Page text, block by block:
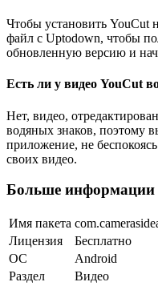
Чтобы установить YouCut
файл с Uptodown, чтобы
обновленную версию и
Есть ли у видео YouCut
Нет, видео,
водяных знаков, поэтому
приложение, не
своих видео.
Больше информации
Имя пакета
Лицензия
Бесплатно
ОС
Android
Раздел
Видео